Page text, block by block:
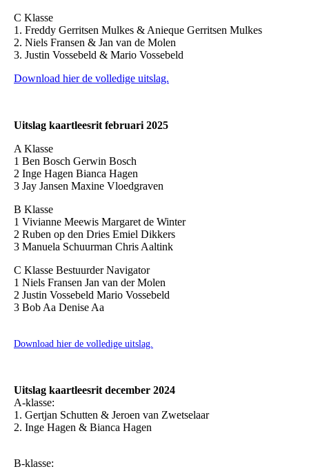
C Klasse
1. Freddy Gerritsen Mulkes & Anieque Gerritsen Mulkes
2. Niels Fransen & Jan van de Molen
3. Justin Vossebeld & Mario Vossebeld
Download hier de volledige uitslag.
Uitslag kaartleesrit februari 2025
A Klasse
1 Ben Bosch Gerwin Bosch
2 Inge Hagen Bianca Hagen
3 Jay Jansen Maxine Vloedgraven
B Klasse
1 Vivianne Meewis Margaret de Winter
2 Ruben op den Dries Emiel Dikkers
3 Manuela Schuurman Chris Aaltink
C Klasse Bestuurder Navigator
1 Niels Fransen Jan van der Molen
2 Justin Vossebeld Mario Vossebeld
3 Bob Aa Denise Aa
Download hier de volledige uitslag.
Uitslag kaartleesrit december 2024
A-klasse:
1. Gertjan Schutten & Jeroen van Zwetselaar
2. Inge Hagen & Bianca Hagen
B-klasse: